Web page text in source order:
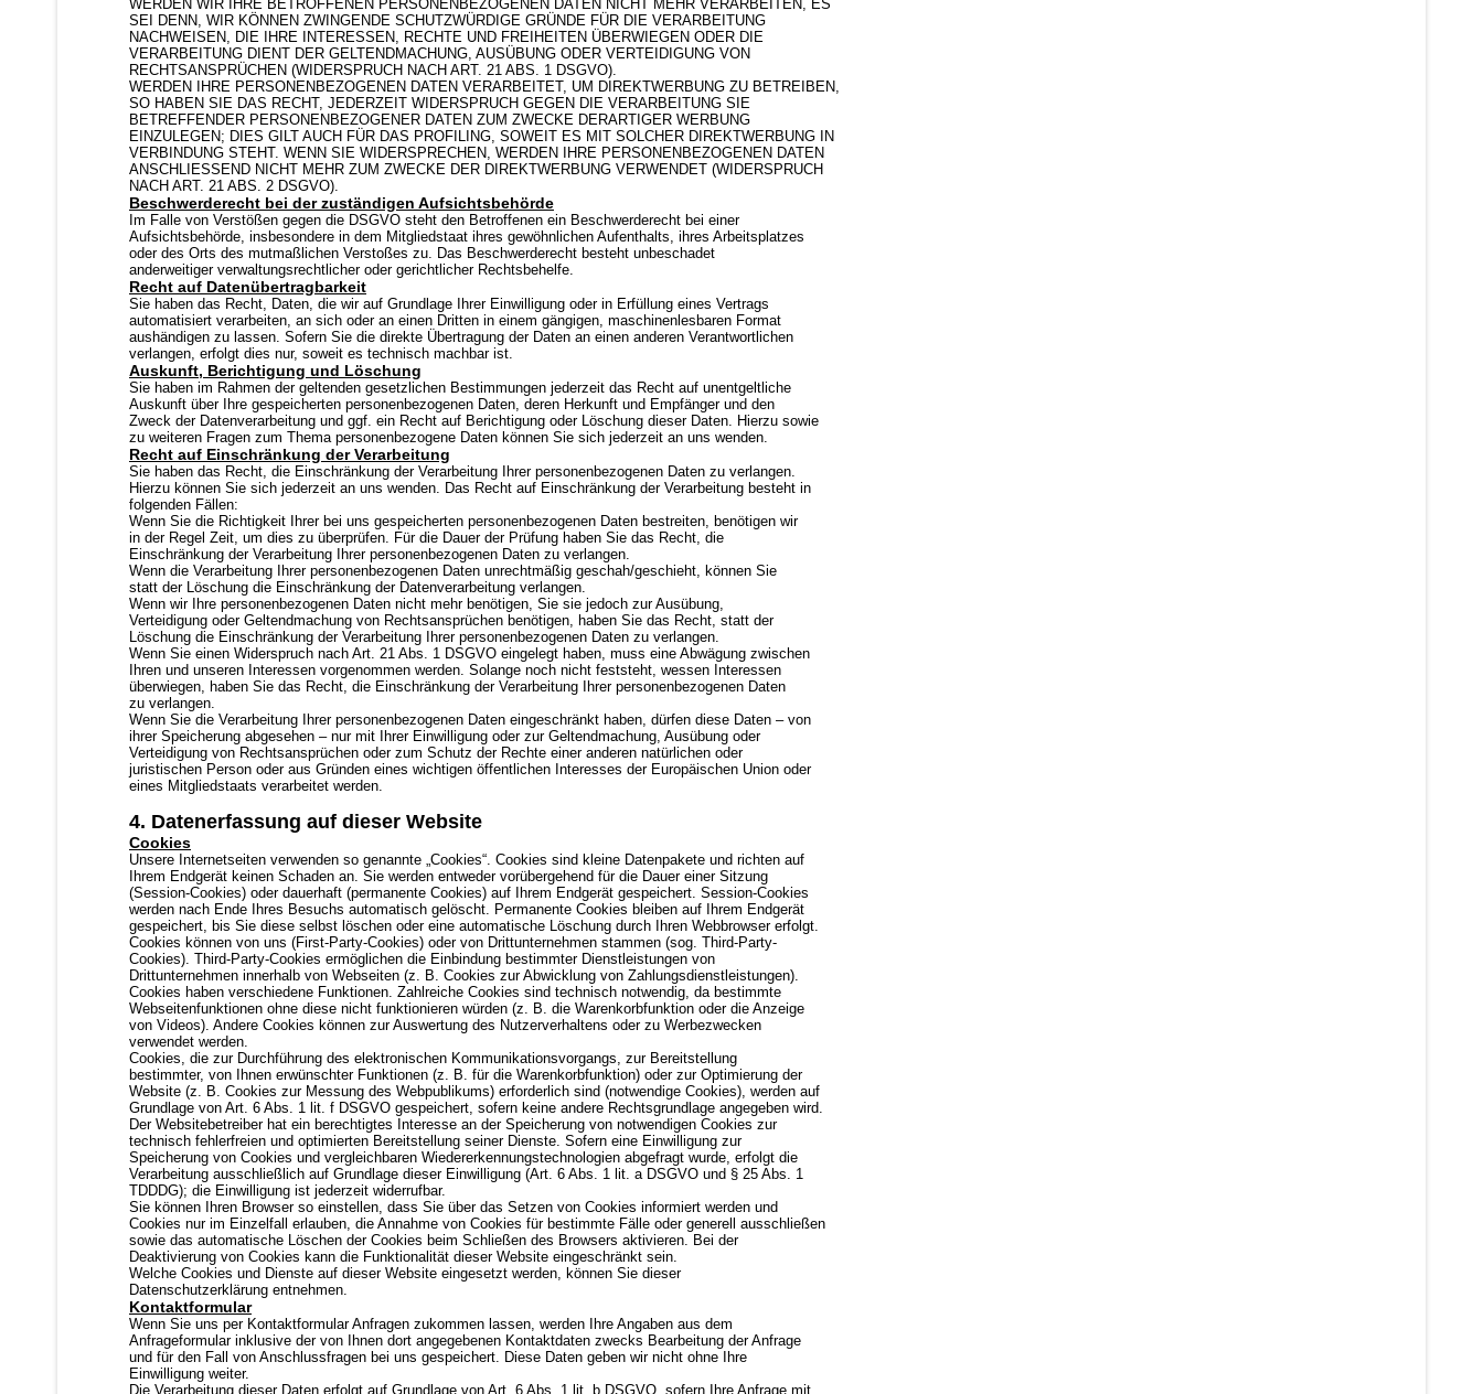
WERDEN WIR IHRE BETROFFENEN PERSONENBEZOGENEN DATEN NICHT MEHR VERARBEITEN, ES
SEI DENN, WIR KÖNNEN ZWINGENDE SCHUTZWÜRDIGE GRÜNDE FÜR DIE VERARBEITUNG
NACHWEISEN, DIE IHRE INTERESSEN, RECHTE UND FREIHEITEN ÜBERWIEGEN ODER DIE
VERARBEITUNG DIENT DER GELTENDMACHUNG, AUSÜBUNG ODER VERTEIDIGUNG VON
RECHTSANSPRÜCHEN (WIDERSPRUCH NACH ART. 21 ABS. 1 DSGVO).
WERDEN IHRE PERSONENBEZOGENEN DATEN VERARBEITET, UM DIREKTWERBUNG ZU BETREIBEN,
SO HABEN SIE DAS RECHT, JEDERZEIT WIDERSPRUCH GEGEN DIE VERARBEITUNG SIE
BETREFFENDER PERSONENBEZOGENER DATEN ZUM ZWECKE DERARTIGER WERBUNG
EINZULEGEN; DIES GILT AUCH FÜR DAS PROFILING, SOWEIT ES MIT SOLCHER DIREKTWERBUNG IN
VERBINDUNG STEHT. WENN SIE WIDERSPRECHEN, WERDEN IHRE PERSONENBEZOGENEN DATEN
ANSCHLIESSEND NICHT MEHR ZUM ZWECKE DER DIREKTWERBUNG VERWENDET (WIDERSPRUCH
NACH ART. 21 ABS. 2 DSGVO).
Beschwerderecht bei der zuständigen Aufsichtsbehörde
Im Falle von Verstößen gegen die DSGVO steht den Betroffenen ein Beschwerderecht bei einer
Aufsichtsbehörde, insbesondere in dem Mitgliedstaat ihres gewöhnlichen Aufenthalts, ihres Arbeitsplatzes
oder des Orts des mutmaßlichen Verstoßes zu. Das Beschwerderecht besteht unbeschadet
anderweitiger verwaltungsrechtlicher oder gerichtlicher Rechtsbehelfe.
Recht auf Datenübertragbarkeit
Sie haben das Recht, Daten, die wir auf Grundlage Ihrer Einwilligung oder in Erfüllung eines Vertrags
automatisiert verarbeiten, an sich oder an einen Dritten in einem gängigen, maschinenlesbaren Format
aushändigen zu lassen. Sofern Sie die direkte Übertragung der Daten an einen anderen Verantwortlichen
verlangen, erfolgt dies nur, soweit es technisch machbar ist.
Auskunft, Berichtigung und Löschung
Sie haben im Rahmen der geltenden gesetzlichen Bestimmungen jederzeit das Recht auf unentgeltliche
Auskunft über Ihre gespeicherten personenbezogenen Daten, deren Herkunft und Empfänger und den
Zweck der Datenverarbeitung und ggf. ein Recht auf Berichtigung oder Löschung dieser Daten. Hierzu sowie
zu weiteren Fragen zum Thema personenbezogene Daten können Sie sich jederzeit an uns wenden.
Recht auf Einschränkung der Verarbeitung
Sie haben das Recht, die Einschränkung der Verarbeitung Ihrer personenbezogenen Daten zu verlangen.
Hierzu können Sie sich jederzeit an uns wenden. Das Recht auf Einschränkung der Verarbeitung besteht in
folgenden Fällen:
Wenn Sie die Richtigkeit Ihrer bei uns gespeicherten personenbezogenen Daten bestreiten, benötigen wir
in der Regel Zeit, um dies zu überprüfen. Für die Dauer der Prüfung haben Sie das Recht, die
Einschränkung der Verarbeitung Ihrer personenbezogenen Daten zu verlangen.
Wenn die Verarbeitung Ihrer personenbezogenen Daten unrechtmäßig geschah/geschieht, können Sie
statt der Löschung die Einschränkung der Datenverarbeitung verlangen.
Wenn wir Ihre personenbezogenen Daten nicht mehr benötigen, Sie sie jedoch zur Ausübung,
Verteidigung oder Geltendmachung von Rechtsansprüchen benötigen, haben Sie das Recht, statt der
Löschung die Einschränkung der Verarbeitung Ihrer personenbezogenen Daten zu verlangen.
Wenn Sie einen Widerspruch nach Art. 21 Abs. 1 DSGVO eingelegt haben, muss eine Abwägung zwischen
Ihren und unseren Interessen vorgenommen werden. Solange noch nicht feststeht, wessen Interessen
überwiegen, haben Sie das Recht, die Einschränkung der Verarbeitung Ihrer personenbezogenen Daten
zu verlangen.
Wenn Sie die Verarbeitung Ihrer personenbezogenen Daten eingeschränkt haben, dürfen diese Daten – von
ihrer Speicherung abgesehen – nur mit Ihrer Einwilligung oder zur Geltendmachung, Ausübung oder
Verteidigung von Rechtsansprüchen oder zum Schutz der Rechte einer anderen natürlichen oder
juristischen Person oder aus Gründen eines wichtigen öffentlichen Interesses der Europäischen Union oder
eines Mitgliedstaats verarbeitet werden.
4. Datenerfassung auf dieser Website
Cookies
Unsere Internetseiten verwenden so genannte „Cookies“. Cookies sind kleine Datenpakete und richten auf
Ihrem Endgerät keinen Schaden an. Sie werden entweder vorübergehend für die Dauer einer Sitzung
(Session-Cookies) oder dauerhaft (permanente Cookies) auf Ihrem Endgerät gespeichert. Session-Cookies
werden nach Ende Ihres Besuchs automatisch gelöscht. Permanente Cookies bleiben auf Ihrem Endgerät
gespeichert, bis Sie diese selbst löschen oder eine automatische Löschung durch Ihren Webbrowser erfolgt.
Cookies können von uns (First-Party-Cookies) oder von Drittunternehmen stammen (sog. Third-Party-
Cookies). Third-Party-Cookies ermöglichen die Einbindung bestimmter Dienstleistungen von
Drittunternehmen innerhalb von Webseiten (z. B. Cookies zur Abwicklung von Zahlungsdienstleistungen).
Cookies haben verschiedene Funktionen. Zahlreiche Cookies sind technisch notwendig, da bestimmte
Webseitenfunktionen ohne diese nicht funktionieren würden (z. B. die Warenkorbfunktion oder die Anzeige
von Videos). Andere Cookies können zur Auswertung des Nutzerverhaltens oder zu Werbezwecken
verwendet werden.
Cookies, die zur Durchführung des elektronischen Kommunikationsvorgangs, zur Bereitstellung
bestimmter, von Ihnen erwünschter Funktionen (z. B. für die Warenkorbfunktion) oder zur Optimierung der
Website (z. B. Cookies zur Messung des Webpublikums) erforderlich sind (notwendige Cookies), werden auf
Grundlage von Art. 6 Abs. 1 lit. f DSGVO gespeichert, sofern keine andere Rechtsgrundlage angegeben wird.
Der Websitebetreiber hat ein berechtigtes Interesse an der Speicherung von notwendigen Cookies zur
technisch fehlerfreien und optimierten Bereitstellung seiner Dienste. Sofern eine Einwilligung zur
Speicherung von Cookies und vergleichbaren Wiedererkennungstechnologien abgefragt wurde, erfolgt die
Verarbeitung ausschließlich auf Grundlage dieser Einwilligung (Art. 6 Abs. 1 lit. a DSGVO und § 25 Abs. 1
TDDDG); die Einwilligung ist jederzeit widerrufbar.
Sie können Ihren Browser so einstellen, dass Sie über das Setzen von Cookies informiert werden und
Cookies nur im Einzelfall erlauben, die Annahme von Cookies für bestimmte Fälle oder generell ausschließen
sowie das automatische Löschen der Cookies beim Schließen des Browsers aktivieren. Bei der
Deaktivierung von Cookies kann die Funktionalität dieser Website eingeschränkt sein.
Welche Cookies und Dienste auf dieser Website eingesetzt werden, können Sie dieser
Datenschutzerklärung entnehmen.
Kontaktformular
Wenn Sie uns per Kontaktformular Anfragen zukommen lassen, werden Ihre Angaben aus dem
Anfrageformular inklusive der von Ihnen dort angegebenen Kontaktdaten zwecks Bearbeitung der Anfrage
und für den Fall von Anschlussfragen bei uns gespeichert. Diese Daten geben wir nicht ohne Ihre
Einwilligung weiter.
Die Verarbeitung dieser Daten erfolgt auf Grundlage von Art. 6 Abs. 1 lit. b DSGVO, sofern Ihre Anfrage mit